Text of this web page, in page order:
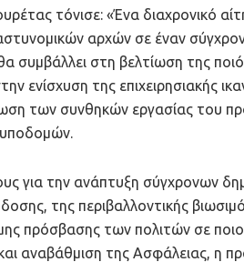
τόνισε: «Ένα διαχρονικό
αρχών σε έναν
συμβάλλει στη βελτίωση της
ενίσχυση της επιχειρησιακής
των συνθηκών εργασίας του
για την ανάπτυξη σύγχρονων
της περιβαλλοντικής
πρόσβασης των πολιτών σε
αναβάθμιση της Ασφάλειας, η